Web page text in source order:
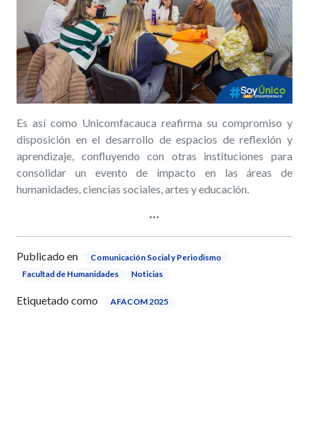
Es así como Unicomfacauca reafirma su compromiso y
disposición en el desarrollo de espacios de reflexión y
aprendizaje, confluyendo con otras instituciones para
consolidar un evento de impacto en las áreas de
humanidades, ciencias sociales, artes y educación.
Publicado en
Comunicación Social y Periodismo
Facultad de Humanidades
Noticias
Etiquetado como AFACOM 2025